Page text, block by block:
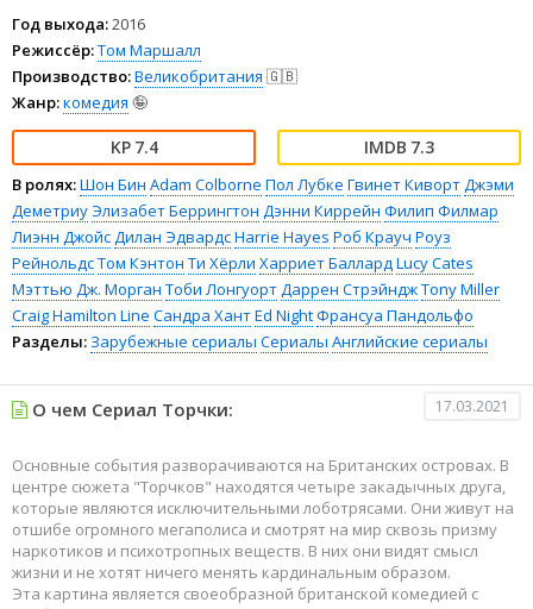
Год выхода:2016
Режиссёр:Том Маршалл
Производство:Великобритания 🇬🇧
Жанр:комедия 🤪
7.4 7.3
В ролях:Шон Бин Adam Colborne Пол Лубке Гвинет КивортДжэми
ДеметриуЭлизабет Беррингтон Дэнни Киррейн Филип Филмар
Лиэнн ДжойсДилан ЭдвардсHarrie Hayes Роб Крауч Роуз
РейнольдсТом Кэнтон Ти Хёрли Харриет БаллардLucy Cates
Мэттью Дж. Морган Тоби ЛонгуортДаррен СтрэйнджTony Miller
Craig Hamilton Line Сандра ХантEd NightФрансуа Пандольфо
Разделы: Зарубежные сериалы Сериалы Английские сериалы
О чем Сериал Торчки: 17.03.2021
Основные события разворачиваются на Британских островах. В
центре сюжета "Торчков" находятся четыре закадычных друга,
которые являются исключительными лоботрясами. Они живут на
отшибе огромного мегаполиса и смотрят на мир сквозь призму
наркотиков и психотропных веществ. В них они видят смысл
жизни и не хотят ничего менять кардинальным образом.
Эта картина является своеобразной британской комедией с